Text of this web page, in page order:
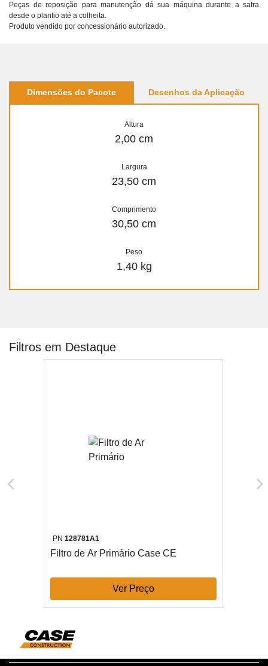
Peças de reposição para manutenção dá sua máquina durante a safra
desde o plantio até a colheita.
Produto vendido por concessionário autorizado.
Dimensões do Pacote Desenhos da Aplicação
Altura
2,00 cm
Largura
23,50 cm
Comprimento
30,50 cm
Peso
1,40 kg
Filtros em Destaque
PN 128781A1
Filtro de Ar Primário Case CE
Ver Preço